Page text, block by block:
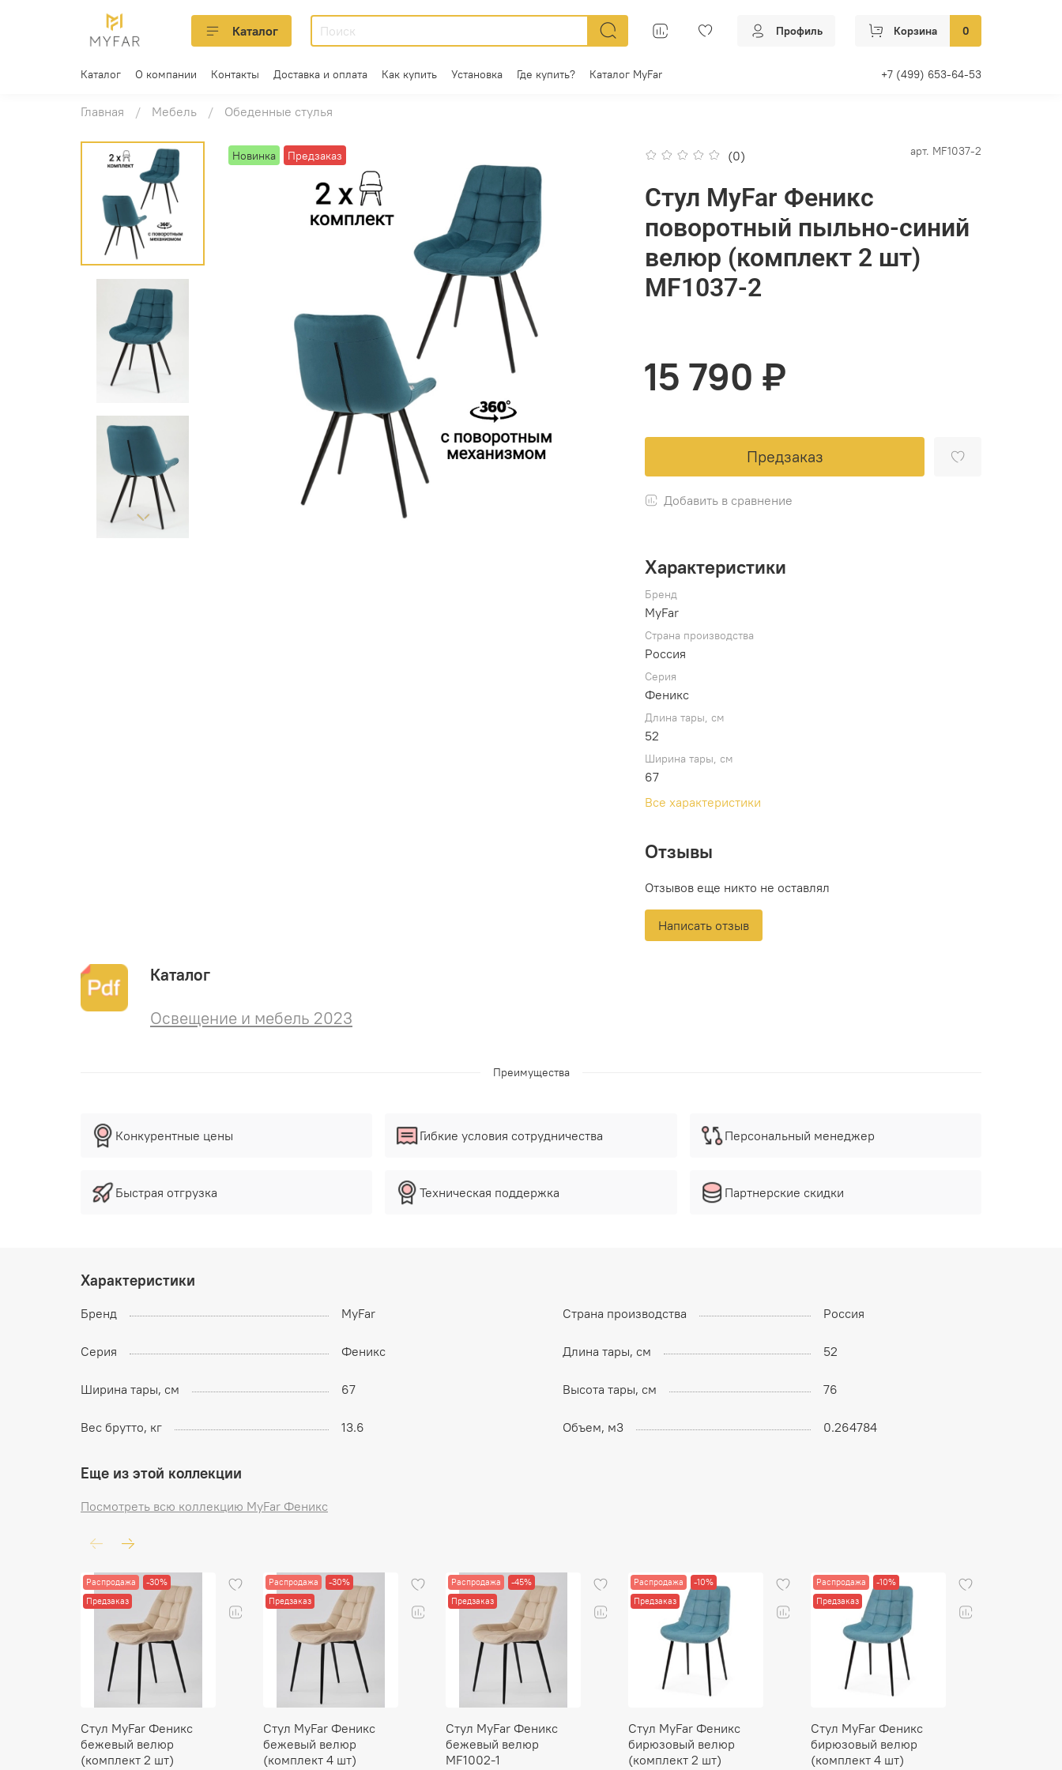
Каталог Профиль Корзина 0
Каталог О компании Контакты Доставка и оплата Как купить Установка Где купить? Каталог MyFar +7 (499) 653-64-53
Главная Мебель Обеденные стулья
Новинка Предзаказ (0) арт. MF1037-2
Стул MyFar Феникс
поворотный пыльно-синий
велюр (комплект 2 шт)
MF1037-2
15 790 ₽
Предзаказ
Добавить в сравнение
Характеристики
Бренд
MyFar
Страна производства
Россия
Серия
Феникс
Длина тары, см
52
Ширина тары, см
67
Все характеристики
Отзывы
Отзывов еще никто не оставлял
Написать отзыв
Каталог
Освещение и мебель 2023
Преимущества
Конкурентные цены
Быстрая отгрузка
Гибкие условия сотрудничества
Техническая поддержка
Персональный менеджер
Партнерские скидки
Характеристики
Бренд MyFar Страна производства Россия
Серия Феникс Длина тары, см 52
Ширина тары, см 67 Высота тары, см 76
Вес брутто, кг 13.6 Объем, м3 0.264784
Еще из этой коллекции
Посмотреть всю коллекцию MyFar Феникс
Распродажа
-30%
Предзаказ
Стул MyFar Феникс
бежевый велюр
(комплект 2 шт)
Распродажа
-30%
Предзаказ
Стул MyFar Феникс
бежевый велюр
(комплект 4 шт)
Распродажа
-45%
Предзаказ
Стул MyFar Феникс
бежевый велюр
MF1002-1
Распродажа
-10%
Предзаказ
Стул MyFar Феникс
бирюзовый велюр
(комплект 2 шт)
Распродажа
-10%
Предзаказ
Стул MyFar Феникс
бирюзовый велюр
(комплект 4 шт)